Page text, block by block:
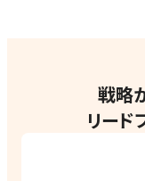
戦略
リード